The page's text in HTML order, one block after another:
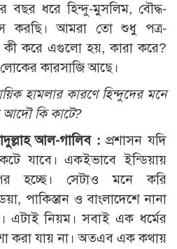
বছর ধরে হিন্দু-মুসলিম, বৌদ্ধ-
করছি। আমরা তো শুধু পত্র-
কী করে এগুলো হয়, কারা করে?
কারসাজি আছে।
হামলার কারণে হিন্দুদের মনে
আদৌ কি কাটে?
আল-গালিব : প্রশাসন যদি
যাবে। একইভাবে ইন্ডিয়ায়
হচ্ছে। সেটাও মনে করি
পাকিস্তান ও বাংলাদেশে নানা
এটাই নিয়ম। সবাই এক ধর্মের
করা যায় না। অতএব এক কথায়